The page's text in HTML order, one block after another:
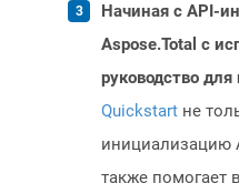
Начиная с API-
Aspose.Total с
руководство
Quickstart не
инициализацию
также помогает